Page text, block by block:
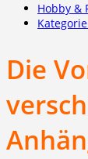
Hobby &
Die